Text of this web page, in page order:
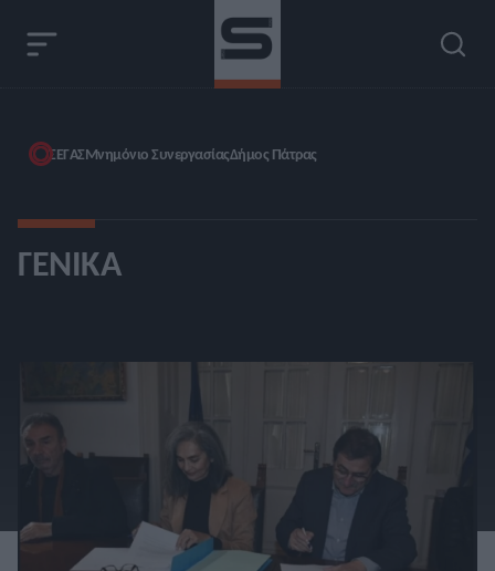
ΣΕΓΑΣΜνημόνιο ΣυνεργασίαςΔήμος Πάτρας
ΓΕΝΙΚΆ